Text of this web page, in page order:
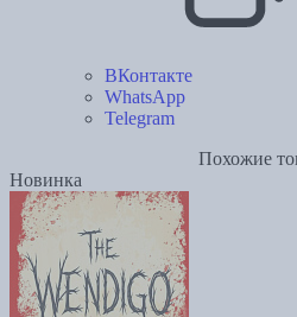
ВКонтакте
WhatsApp
Telegram
Похожие
Новинка